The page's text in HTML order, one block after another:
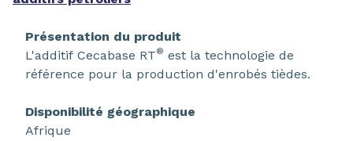
Présentation du produit
L'additif Cecabase RT® est la technologie de
référence pour la production d'enrobés tièdes.
Disponibilité géographique
Afrique